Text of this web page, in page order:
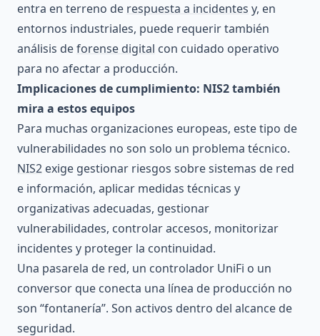
entra en terreno de respuesta a incidentes y, en
entornos industriales, puede requerir también
análisis deforense digital con cuidado operativo
para no afectar a producción.
Implicaciones de cumplimiento: NIS2 también
mira a estos equipos
Para muchas organizaciones europeas, este tipo de
vulnerabilidades no son solo un problema técnico.
NIS2 exige gestionar riesgos sobre sistemas de red
e información, aplicar medidas técnicas y
organizativas adecuadas, gestionar
vulnerabilidades, controlar accesos, monitorizar
incidentes y proteger la continuidad.
Una pasarela de red, un controlador UniFi o un
conversor que conecta una línea de producción no
son “fontanería”. Son activos dentro del alcance de
seguridad.